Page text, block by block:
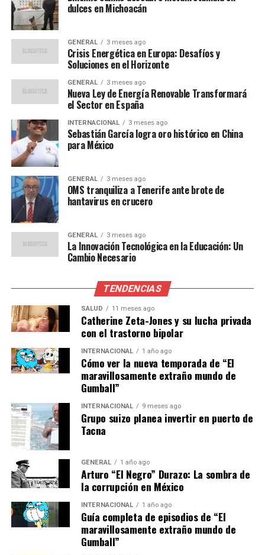
Expertos en derecho constitucional han señalado que
este caso podría sentar un precedente sobre cómo se
manejan las imputaciones de altos cargos en el sistema
judicial español.María López, catedrática de Derecho
Constitucional en la Universidad Complutense de
Madrid, comentó:
“Este proceso es un test
crucial para la
transparencia y la
rendición de cuentas
dentro de nuestras
instituciones
democráticas.”
La resolución del juez Hurtado podría tener amplias
repercusiones tanto políticas como judiciales. Si se
confirma el enjuiciamiento del fiscal general, se abriría
un nuevo capítulo en la historia judicial del país,
poniendo a prueba la capacidad del sistema para
manejar casos de corrupción en las altas esferas del
Por otro lado, la negativa a suspender cautelarmente al
fiscal imputado podría ser vista como una señal de que
el sistema judicial está dispuesto a permitir que los
procesos legales sigan su curso sin intervención
prematura. Esto podría fortalecer la percepción de
independencia judicial, aunque también podría ser
criticado por aquellos que demandan acciones más
contundentes.
Próximos Pasos
dulces en Michoacán
GENERAL 3 meses ago
Crisis Energética en Europa: Desafíos y
Soluciones en el Horizonte
GENERAL 3 meses ago
Nueva Ley de Energía Renovable Transformará
el Sector en España
INTERNACIONAL 3 meses ago
Sebastián García logra oro histórico en China
para México
GENERAL 3 meses ago
OMS tranquiliza a Tenerife ante brote de
hantavirus en crucero
GENERAL 3 meses ago
La Innovación Tecnológica en la Educación: Un
Cambio Necesario
TENDENCIAS
SALUD 11 meses ago
Catherine Zeta-Jones y su lucha privada
con el trastorno bipolar
INTERNACIONAL 1 año ago
Cómo ver la nueva temporada de “El
maravillosamente extraño mundo de
Gumball”
INTERNACIONAL 9 meses ago
Grupo suizo planea invertir en puerto de
Tacna
GENERAL 1 año ago
Arturo “El Negro” Durazo: La sombra de
la corrupción en México
INTERNACIONAL 1 año ago
Guía completa de episodios de “El
maravillosamente extraño mundo de
Gumball”